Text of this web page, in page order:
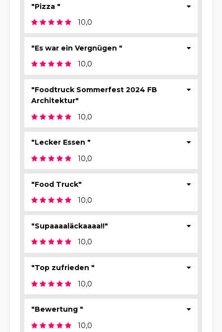
"Pizza "
10,0
"Es war ein Vergnügen "
10,0
"Foodtruck Sommerfest 2024 FB
Architektur"
10,0
"Lecker Essen "
10,0
"Food Truck"
10,0
"Supaaaaläckaaaa!!"
10,0
"Top zufrieden "
10,0
"Bewertung "
10,0